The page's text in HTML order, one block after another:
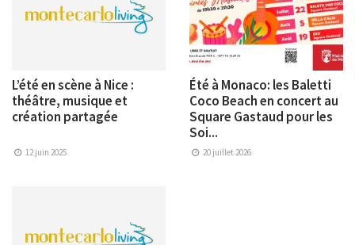
L’été en scène à Nice :
théâtre, musique et
création partagée
12 juin 2025
Été à Monaco: les Baletti
Coco Beach en concert au
Square Gastaud pour les
Soi...
20 juillet 2026